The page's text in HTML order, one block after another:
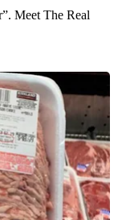
Meet The Real